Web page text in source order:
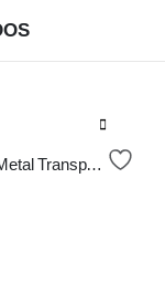
Lampara de Decoración Cristal y Metal Transparente de Techo